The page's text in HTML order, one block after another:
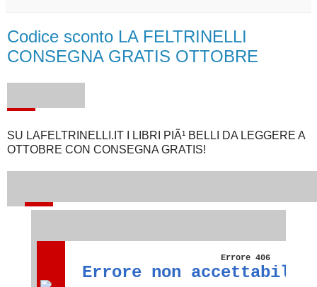
Codice sconto LA FELTRINELLI
CONSEGNA GRATIS OTTOBRE
SU LAFELTRINELLI.IT I LIBRI PIÃ¹ BELLI DA LEGGERE A
OTTOBRE CON CONSEGNA GRATIS!